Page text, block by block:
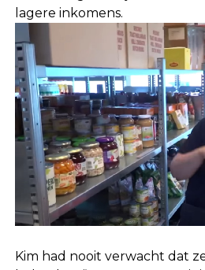
lagere inkomens.
Kim had nooit verwacht dat